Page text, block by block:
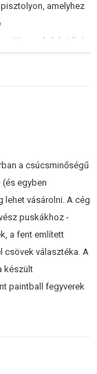
amelyhez
amely lehetővé
kérdése
GSpec puskákhoz
fegyverekhez.
az egyik
minőségéről és
lőszert
a csúcsminőségű
egyben
lehet vásárolni. A cég
puskákhoz -
a fent említett
csövek választéka. A
készült
paintball fegyverek